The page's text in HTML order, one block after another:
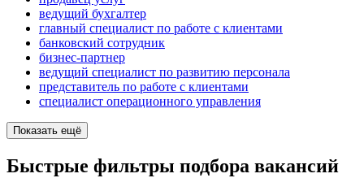
ведущий бухгалтер
главный специалист по работе с клиентами
банковский сотрудник
бизнес-партнер
ведущий специалист по развитию персонала
представитель по работе с клиентами
специалист операционного управления
Показать ещё
Быстрые фильтры подбора вакансий